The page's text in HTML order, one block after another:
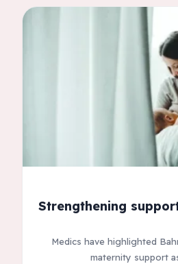
Strengthening
Medics have highlighted
maternity support